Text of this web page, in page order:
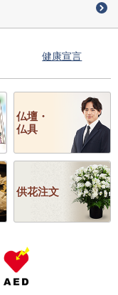
健康宣言
仏壇・
仏具
供花注文